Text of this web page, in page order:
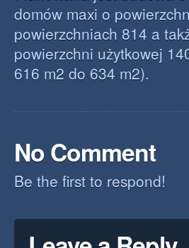
domów maxi o
powierzchniach 814 a
powierzchni użytkowej
616 m2 do 634 m2).
No Comment
Be the first to respond!